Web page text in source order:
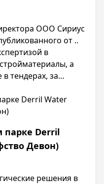
ООО Сириус
от ..
в
а
тендерах, за
практически
посещение
и
на спорт и
парке Derril
Девон)
решения в